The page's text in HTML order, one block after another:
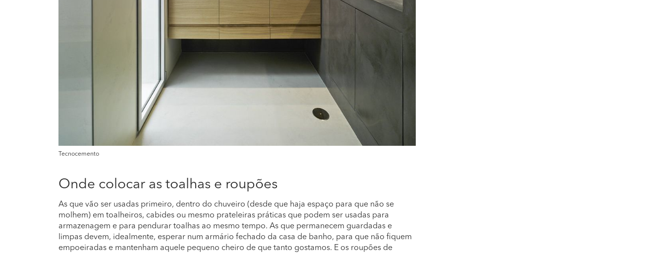
Tecnocemento
Onde colocar as toalhas e roupões
As que vão ser usadas primeiro, dentro do chuveiro (desde que haja espaço para que não se
molhem) em toalheiros, cabides ou mesmo prateleiras práticas que podem ser usadas para
armazenagem e para pendurar toalhas ao mesmo tempo. As que permanecem guardadas e
limpas devem, idealmente, esperar num armário fechado da casa de banho, para que não fiquem
empoeiradas e mantenham aquele pequeno cheiro de que tanto gostamos. E os roupões de